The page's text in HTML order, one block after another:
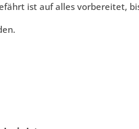
ist auf alles vorbereitet,